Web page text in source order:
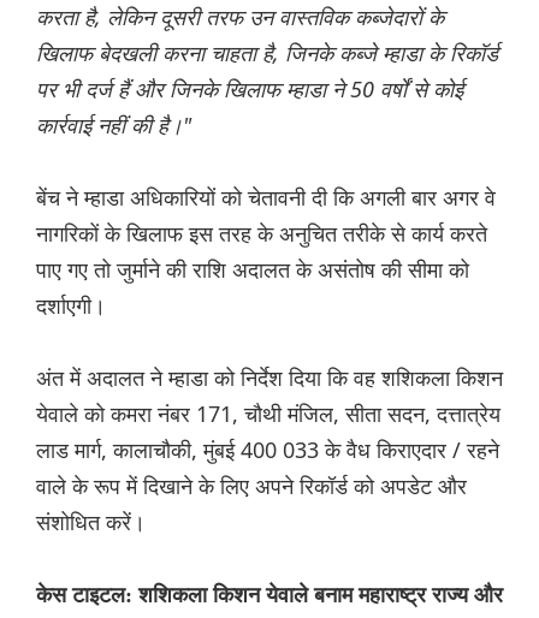
करता है, लेकिन दूसरी तरफ उन वास्तविक कब्जेदारों के
खिलाफ बेदखली करना चाहता है, जिनके कब्जे म्हाडा के रिकॉर्ड
पर भी दर्ज हैं और जिनके खिलाफ म्हाडा ने 50 वर्षों से कोई
कार्रवाई नहीं की है।"
बेंच ने म्हाडा अधिकारियों को चेतावनी दी कि अगली बार अगर वे
नागरिकों के खिलाफ इस तरह के अनुचित तरीके से कार्य करते
पाए गए तो जुर्माने की राशि अदालत के असंतोष की सीमा को
दर्शाएगी।
अंत में अदालत ने म्हाडा को निर्देश दिया कि वह शशिकला किशन
येवाले को कमरा नंबर 171, चौथी मंजिल, सीता सदन, दत्तात्रेय
लाड मार्ग, कालाचौकी, मुंबई 400 033 के वैध किराएदार / रहने
वाले के रूप में दिखाने के लिए अपने रिकॉर्ड को अपडेट और
संशोधित करें।
केस टाइटल: शशिकला किशन येवाले बनाम महाराष्ट्र राज्य और